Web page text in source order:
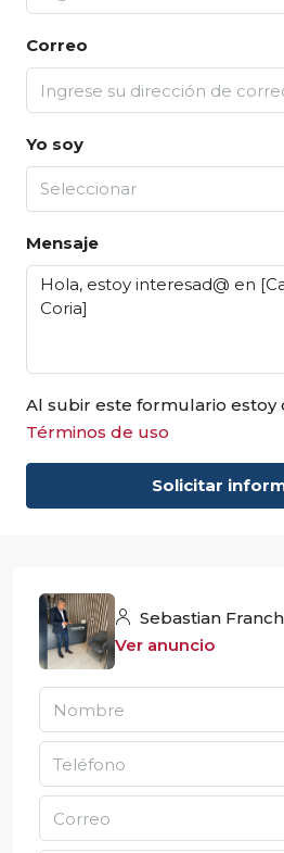
Correo
Yo soy
Seleccionar
Mensaje
Al subir este formulario estoy
Términos de uso
Solicitar
Sebastian
Ver anuncio